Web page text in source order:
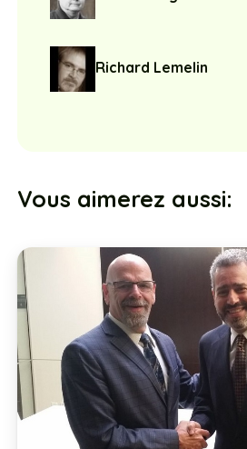
Richard Lemelin
Vous aimerez aussi: